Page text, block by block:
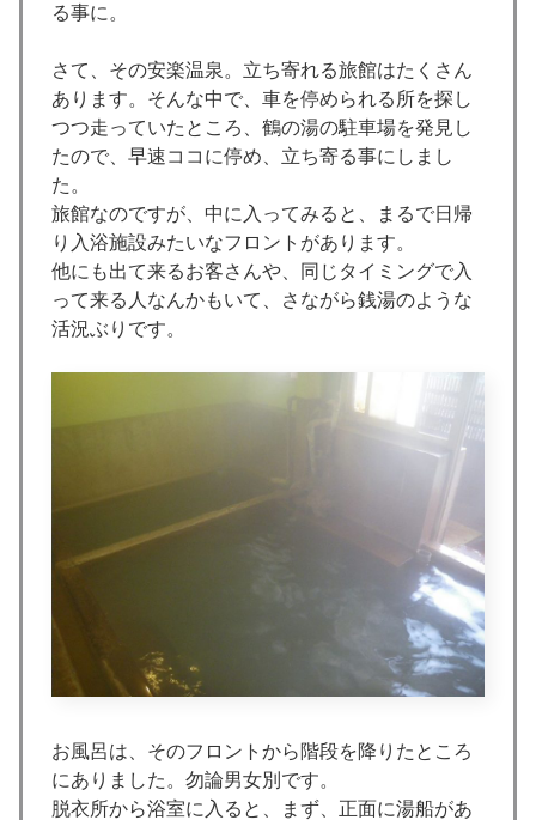
る事に。
さて、その安楽温泉。立ち寄れる旅館はたくさん
あります。そんな中で、車を停められる所を探し
つつ走っていたところ、鶴の湯の駐車場を発見し
たので、早速ココに停め、立ち寄る事にしまし
た。
旅館なのですが、中に入ってみると、まるで日帰
り入浴施設みたいなフロントがあります。
他にも出て来るお客さんや、同じタイミングで入
って来る人なんかもいて、さながら銭湯のような
活況ぶりです。
お風呂は、そのフロントから階段を降りたところ
にありました。勿論男女別です。
脱衣所から浴室に入ると、まず、正面に湯船があ